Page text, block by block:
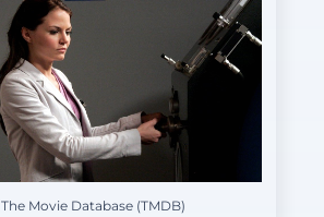
The Movie Database (TMDB)